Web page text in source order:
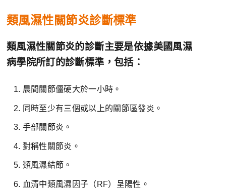
類風濕性關節炎診斷標準
類風濕性關節炎的診斷主要是依據美國風濕
病學院所訂的診斷標準，包括：
晨間關節僵硬大於一小時。
同時至少有三個或以上的關節區發炎。
手部關節炎。
對稱性關節炎。
類風濕結節。
血清中類風濕因子（RF）呈陽性。